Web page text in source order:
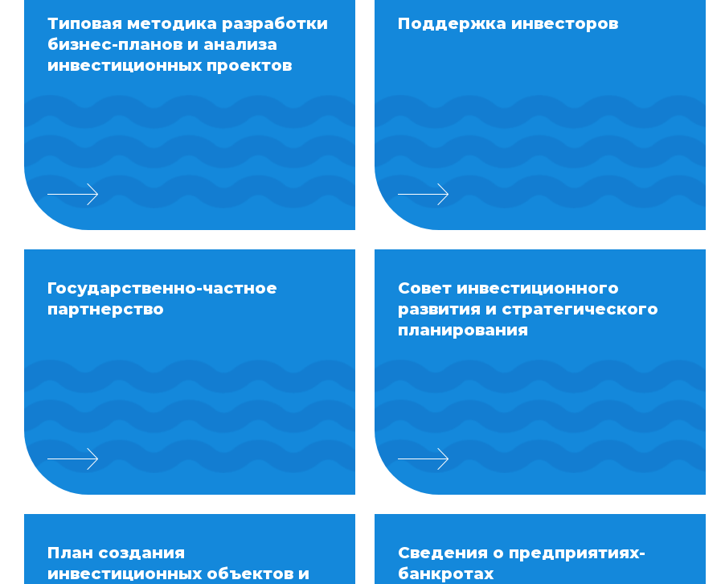
Типовая методика разработки
бизнес-планов и анализа
инвестиционных проектов
Поддержка инвесторов
Государственно-частное
партнерство
Совет инвестиционного
развития и стратегического
планирования
План создания
инвестиционных объектов и
Сведения о предприятиях-
банкротах